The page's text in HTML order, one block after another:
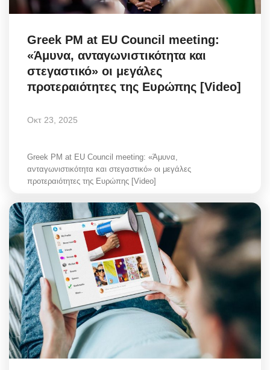
Greek PM at EU Council meeting:
«Άμυνα, ανταγωνιστικότητα και
στεγαστικό» οι μεγάλες
προτεραιότητες της Ευρώπης [Video]
Οκτ 23, 2025
Greek PM at EU Council meeting: «Άμυνα,
ανταγωνιστικότητα και στεγαστικό» οι μεγάλες
προτεραιότητες της Ευρώπης [Video]